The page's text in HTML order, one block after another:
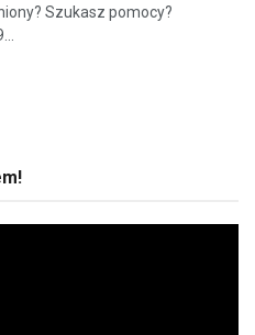
Szukasz pomocy?